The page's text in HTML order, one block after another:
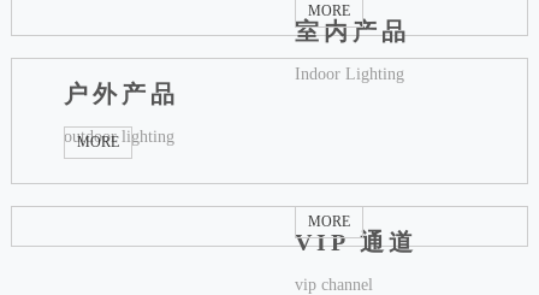
室内产品
Indoor Lighting
MORE
户外产品
outdoor lighting
MORE
VIP 通道
vip channel
MORE